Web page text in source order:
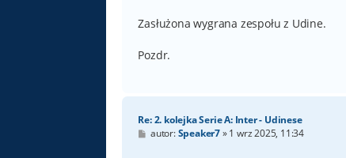
Zasłużona wygrana zespołu z Udine.
Pozdr.
Re: 2. kolejka Serie A: Inter - Udinese
Pautor:Speaker7»1 wrz 2025, 11:34